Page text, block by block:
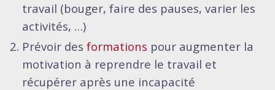
travail (bouger, faire des pauses, varier les
activités, …)
Prévoir des formations pour augmenter la
motivation à reprendre le travail et
récupérer après une incapacité